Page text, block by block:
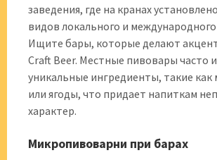
заведения, где на кранах
видов локального и
Ищите бары, которые делают
Craft Beer. Местные пивовары часто
уникальные ингредиенты, такие как
или ягоды, что придает напиткам
характер.
Микропивоварни при барах